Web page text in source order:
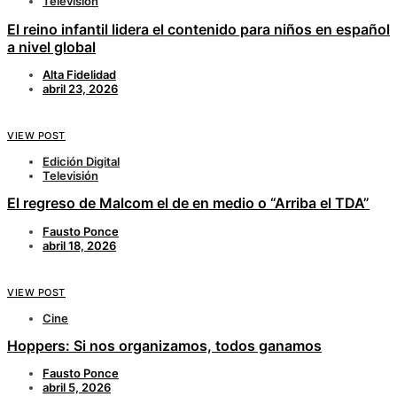
El reino infantil lidera el contenido para niños en español
a nivel global
Alta Fidelidad
abril 23, 2026
VIEW POST
Edición Digital
Televisión
El regreso de Malcom el de en medio o “Arriba el TDA”
Fausto Ponce
abril 18, 2026
VIEW POST
Cine
Hoppers: Si nos organizamos, todos ganamos
Fausto Ponce
abril 5, 2026